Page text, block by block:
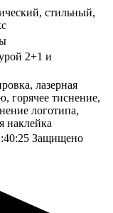
стильный,
2+1 и
лазерная
горячее тиснение,
логотипа,
наклейка
Защищено